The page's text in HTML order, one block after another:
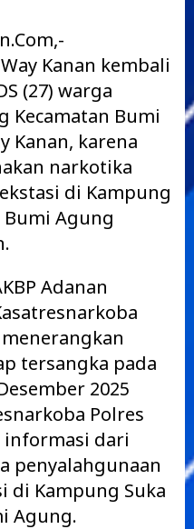
Kanan kembali
(27) warga
Kecamatan Bumi
Kanan, karena
narkotika
di Kampung
Bumi Agung
Adanan
tersangka pada
2025
Polres
informasi dari
penyalahgunaan
di Kampung Suka
Agung.